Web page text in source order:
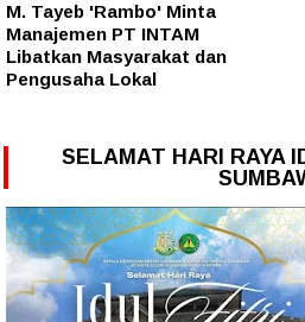
M. Tayeb 'Rambo' Minta
Manajemen PT INTAM
Libatkan Masyarakat dan
Pengusaha Lokal
SELAMAT HARI RAYA